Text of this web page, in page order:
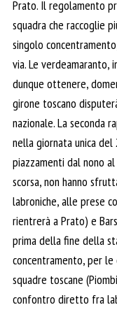
Prato. Il regolamento
squadra che raccoglie
singolo
via. Le verdeamaranto,
dunque ottenere,
girone toscano
nazionale. La seconda
nella giornata unica
piazzamenti dal nono al
scorsa, non hanno
labroniche, alle prese
rientrerà a Prato) e
prima della fine della
concentramento, per
squadre toscane
confontro diretto fra